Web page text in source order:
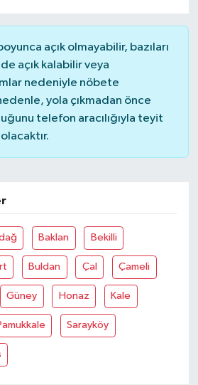
açık olmayabilir, bazıları
açık kalabilir veya
nedeniyle nöbete
yola çıkmadan önce
telefon aracılığıyla teyit
Baklan Bekilli
Buldan Çal Çameli
Güney Honaz Kale
Sarayköy